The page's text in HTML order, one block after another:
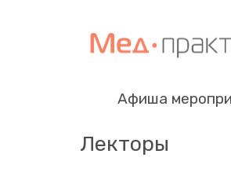
Афиша
Лекторы